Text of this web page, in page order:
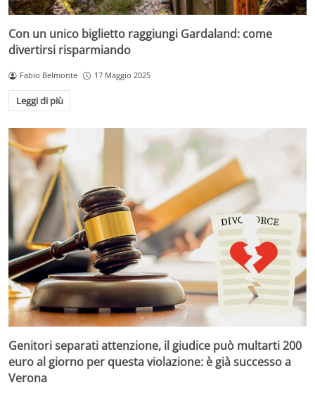
Con un unico biglietto raggiungi Gardaland: come
divertirsi risparmiando
Fabio Belmonte 17 Maggio 2025
Leggi di più
Genitori separati attenzione, il giudice può multarti 200
euro al giorno per questa violazione: è già successo a
Verona